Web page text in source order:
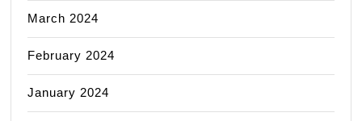
March 2024
February 2024
January 2024